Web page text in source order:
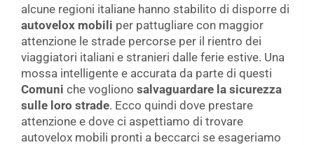
alcune regioni italiane hanno stabilito di disporre di
autovelox mobili per pattugliare con maggior
attenzione le strade percorse per il rientro dei
viaggiatori italiani e stranieri dalle ferie estive. Una
mossa intelligente e accurata da parte di questi
Comuni che vogliono salvaguardare la sicurezza
sulle loro strade. Ecco quindi dove prestare
attenzione e dove ci aspettiamo di trovare
autovelox mobili pronti a beccarci se esageriamo